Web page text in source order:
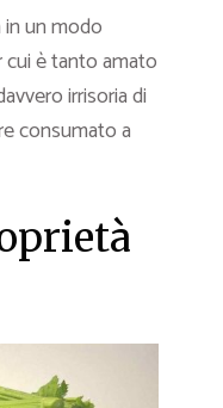
un modo
è tanto amato
irrisoria di
consumato a